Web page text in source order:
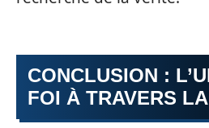
CONCLUSION :
FOI À TRAVERS